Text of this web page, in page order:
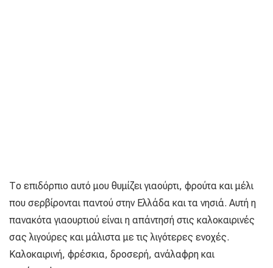
Το επιδόρπιο αυτό μου θυμίζει γιαούρτι, φρούτα και μέλι
που σερβίρονται παντού στην Ελλάδα και τα νησιά. Αυτή η
πανακότα γιαουρτιού είναι η απάντησή στις καλοκαιρινές
σας λιγούρες και μάλιστα με τις λιγότερες ενοχές.
Καλοκαιρινή, φρέσκια, δροσερή, ανάλαφρη και